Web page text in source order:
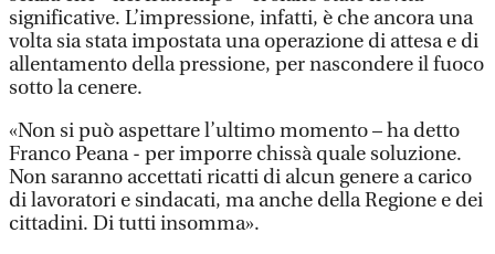
significative. L’impressione, infatti, è che ancora una
volta sia stata impostata una operazione di attesa e di
allentamento della pressione, per nascondere il fuoco
sotto la cenere.
«Non si può aspettare l’ultimo momento – ha detto
Franco Peana - per imporre chissà quale soluzione.
Non saranno accettati ricatti di alcun genere a carico
di lavoratori e sindacati, ma anche della Regione e dei
cittadini. Di tutti insomma».